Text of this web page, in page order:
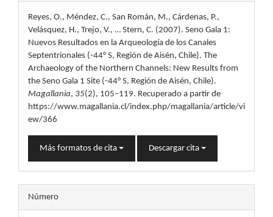
del
artículo
Reyes, O., Méndez, C., San Román, M., Cárdenas, P.,
Velásquez, H., Trejo, V., … Stern, C. (2007). Seno Gala 1:
Nuevos Resultados en la Arqueología de los Canales
Septentrionales (-44° S, Región de Aisén, Chile). The
Archaeology of the Northern Channels: New Results from
the Seno Gala 1 Site (-44° S, Región de Aisén, Chile).
Magallania, 35(2), 105–119. Recuperado a partir de
https://www.magallania.cl/index.php/magallania/article/vi
ew/366
Más formatos de cita Descargar cita
Número